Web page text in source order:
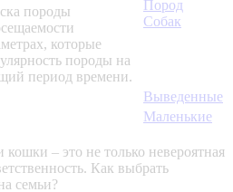
породы
которые
породы на
период времени.
Пород
Собак
Выведенные
Маленькие
кошки – это не только невероятная
Как выбрать
семьи?